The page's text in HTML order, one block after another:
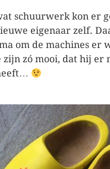
schuurwerk kon er
eigenaar zelf.
om de machines er
zijn zó mooi, dat hij er